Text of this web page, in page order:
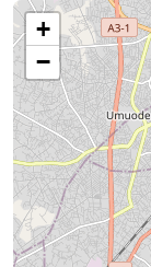
+
−